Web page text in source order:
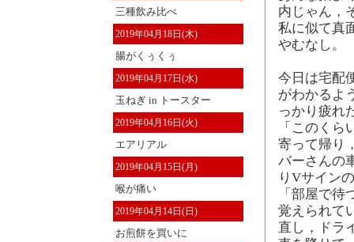
三種飲み比べ
2019年04月18日(木)
腸がくぅくぅ
2019年04月17日(水)
玉ねぎ in トースター
2019年04月16日(火)
エアリアル
2019年04月15日(月)
喉が痛い
2019年04月14日(日)
お煎餅を買いに
内じゃん，
私に似て真
やむなし。
今日は宅配
がわかるよ
っかり疲れ
「このく
寄って帰り
バーさんの
りVサイン
「部屋で
覚えられて
直し，ドラ